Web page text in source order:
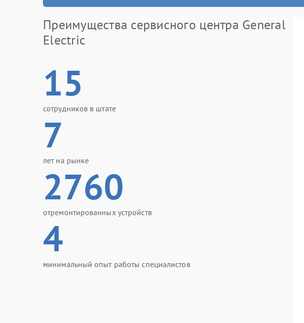
Преимущества сервисного центра General
Electric
15
сотрудников в штате
7
лет на рынке
2760
отремонтированных устройств
4
минимальный опыт работы специалистов